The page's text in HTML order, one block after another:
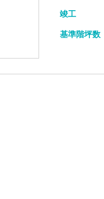
竣工
基準階坪数